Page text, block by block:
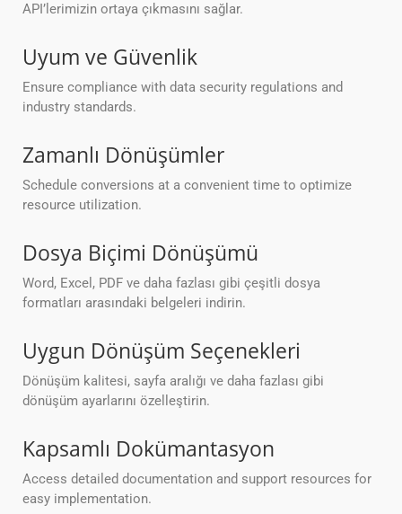
API’lerimizin ortaya çıkmasını sağlar.
Uyum ve Güvenlik
Ensure compliance with data security regulations and
industry standards.
Zamanlı Dönüşümler
Schedule conversions at a convenient time to optimize
resource utilization.
Dosya Biçimi Dönüşümü
Word, Excel, PDF ve daha fazlası gibi çeşitli dosya
formatları arasındaki belgeleri indirin.
Uygun Dönüşüm Seçenekleri
Dönüşüm kalitesi, sayfa aralığı ve daha fazlası gibi
dönüşüm ayarlarını özelleştirin.
Kapsamlı Dokümantasyon
Access detailed documentation and support resources for
easy implementation.